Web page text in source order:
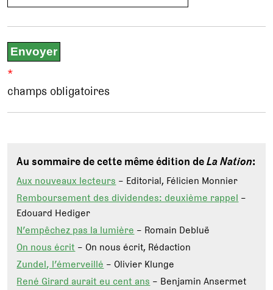
*
champs obligatoires
Au sommaire de cette même édition deLa Nation:
Aux nouveaux lecteurs– Editorial, Félicien Monnier
Remboursement des dividendes: deuxième rappel–
Edouard Hediger
N’empêchez pas la lumière– Romain Debluë
On nous écrit– On nous écrit, Rédaction
Zundel, l’émerveillé– Olivier Klunge
René Girard aurait eu cent ans– Benjamin Ansermet